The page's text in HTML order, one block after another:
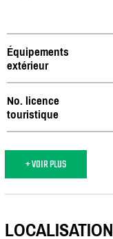
Équipements
extérieur
No. licence
touristique
+ VOIR PLUS
LOCALISATION